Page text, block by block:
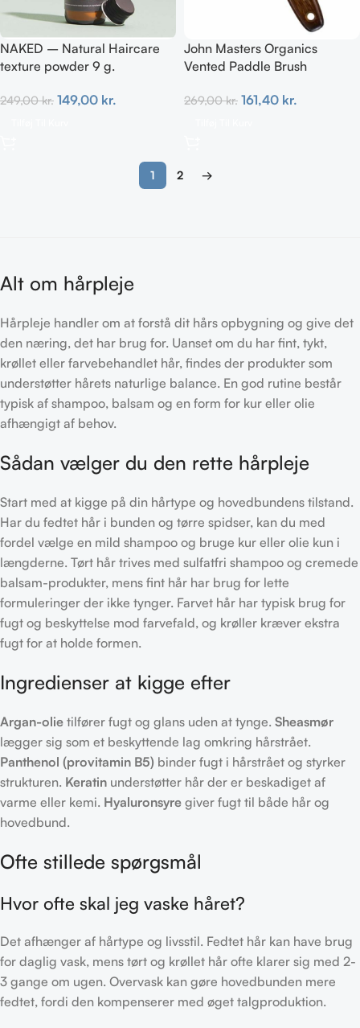
NAKED – Natural Haircare
texture powder 9 g.
249,00kr. 149,00 kr.
John Masters Organics
Vented Paddle Brush
269,00kr. 161,40 kr.
1 2 →
Alt om hårpleje
Hårpleje handler om at forstå dit hårs opbygning og give det
den næring, det har brug for. Uanset om du har fint, tykt,
krøllet eller farvebehandlet hår, findes der produkter som
understøtter hårets naturlige balance. En god rutine består
typisk af shampoo, balsam og en form for kur eller olie
afhængigt af behov.
Sådan vælger du den rette hårpleje
Start med at kigge på din hårtype og hovedbundens tilstand.
Har du fedtet hår i bunden og tørre spidser, kan du med
fordel vælge en mild shampoo og bruge kur eller olie kun i
længderne. Tørt hår trives med sulfatfri shampoo og cremede
balsam-produkter, mens fint hår har brug for lette
formuleringer der ikke tynger. Farvet hår har typisk brug for
fugt og beskyttelse mod farvefald, og krøller kræver ekstra
fugt for at holde formen.
Ingredienser at kigge efter
Argan-olie tilfører fugt og glans uden at tynge. Sheasmør
lægger sig som et beskyttende lag omkring hårstrået.
Panthenol (provitamin B5) binder fugt i hårstrået og styrker
strukturen. Keratin understøtter hår der er beskadiget af
varme eller kemi. Hyaluronsyre giver fugt til både hår og
hovedbund.
Ofte stillede spørgsmål
Hvor ofte skal jeg vaske håret?
Det afhænger af hårtype og livsstil. Fedtet hår kan have brug
for daglig vask, mens tørt og krøllet hår ofte klarer sig med 2-
3 gange om ugen. Overvask kan gøre hovedbunden mere
fedtet, fordi den kompenserer med øget talgproduktion.